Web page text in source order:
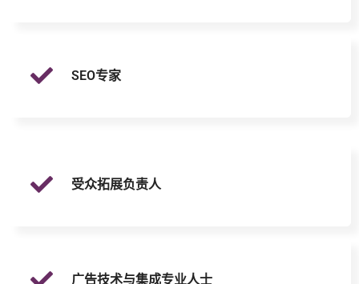
SEO专家
受众拓展负责人
广告技术与集成专业人士